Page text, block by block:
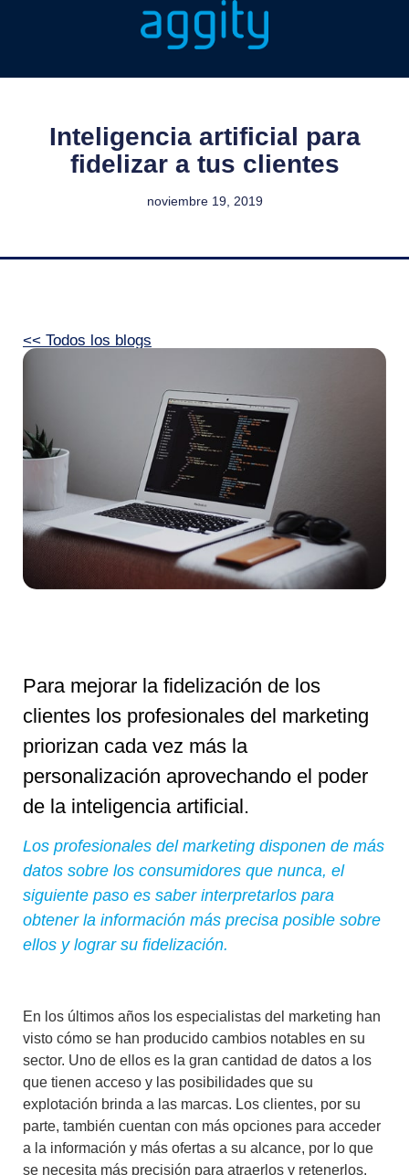
Inteligencia artificial para
fidelizar a tus clientes
noviembre 19, 2019
<< Todos los blogs
Para mejorar la fidelización de los
clientes los profesionales del marketing
priorizan cada vez más la
personalización aprovechando el poder
de la inteligencia artificial.
Los profesionales del marketing disponen de más
datos sobre los consumidores que nunca, el
siguiente paso es saber interpretarlos para
obtener la información más precisa posible sobre
ellos y lograr su fidelización.
En los últimos años los especialistas del marketing han
visto cómo se han producido cambios notables en su
sector. Uno de ellos es la gran cantidad de datos a los
que tienen acceso y las posibilidades que su
explotación brinda a las marcas. Los clientes, por su
parte, también cuentan con más opciones para acceder
a la información y más ofertas a su alcance, por lo que
se necesita más precisión para atraerlos y retenerlos.